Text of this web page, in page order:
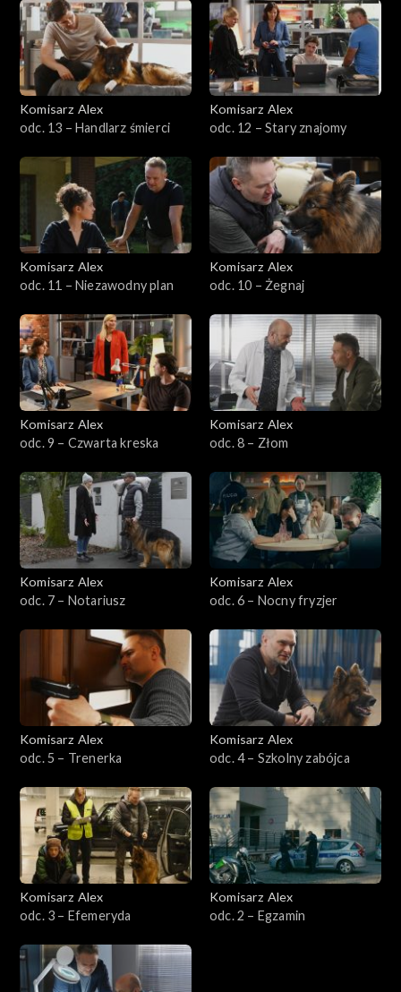
Sezon 24
Sezon 23
Sezon 22
Sezon 21
Sezon 20
Sezon 19
Sezon 17
Sezon 16
Sezon 15
Sezon 14
Sezon 13
Sezon 12
Sezon 9
Sezon 8
Sezon 7
Sezon 6
Sezon 5
Sezon 3
Komisarz Alex
odc. 13 – Handlarz śmierci
Komisarz Alex
odc. 12 – Stary znajomy
Komisarz Alex
odc. 11 – Niezawodny plan
Komisarz Alex
odc. 10 – Żegnaj
Komisarz Alex
odc. 9 – Czwarta kreska
Komisarz Alex
odc. 8 – Złom
Komisarz Alex
odc. 7 – Notariusz
Komisarz Alex
odc. 6 – Nocny fryzjer
Komisarz Alex
odc. 5 – Trenerka
Komisarz Alex
odc. 4 – Szkolny zabójca
Komisarz Alex
odc. 3 – Efemeryda
Komisarz Alex
odc. 2 – Egzamin